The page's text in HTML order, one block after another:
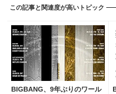
この記事と関連度が高いトピック
BIGBANG、9年ぶりのワール